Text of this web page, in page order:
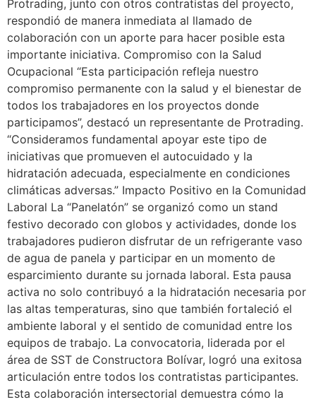
Protrading, junto con otros contratistas del proyecto,
respondió de manera inmediata al llamado de
colaboración con un aporte para hacer posible esta
importante iniciativa. Compromiso con la Salud
Ocupacional “Esta participación refleja nuestro
compromiso permanente con la salud y el bienestar de
todos los trabajadores en los proyectos donde
participamos”, destacó un representante de Protrading.
“Consideramos fundamental apoyar este tipo de
iniciativas que promueven el autocuidado y la
hidratación adecuada, especialmente en condiciones
climáticas adversas.” Impacto Positivo en la Comunidad
Laboral La “Panelatón” se organizó como un stand
festivo decorado con globos y actividades, donde los
trabajadores pudieron disfrutar de un refrigerante vaso
de agua de panela y participar en un momento de
esparcimiento durante su jornada laboral. Esta pausa
activa no solo contribuyó a la hidratación necesaria por
las altas temperaturas, sino que también fortaleció el
ambiente laboral y el sentido de comunidad entre los
equipos de trabajo. La convocatoria, liderada por el
área de SST de Constructora Bolívar, logró una exitosa
articulación entre todos los contratistas participantes.
Esta colaboración intersectorial demuestra cómo la